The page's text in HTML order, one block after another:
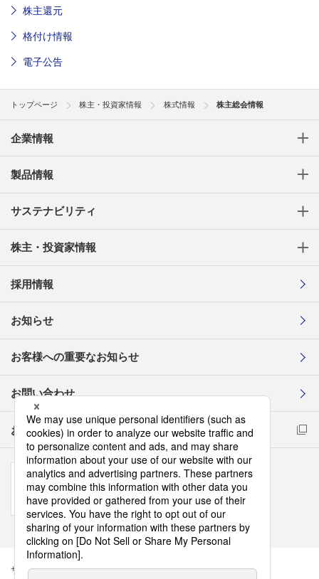
株主還元
格付け情報
電子公告
トップページ 株主・投資家情報 株式情報 株主総会情報
企業情報
製品情報
サステナビリティ
株主・投資家情報
採用情報
お知らせ
お客様への重要なお知らせ
お問い合わせ
お取引先様コンプライアンス通報窓口
サイトマップ